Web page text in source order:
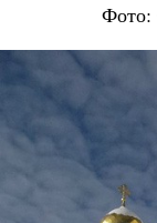
Фото: